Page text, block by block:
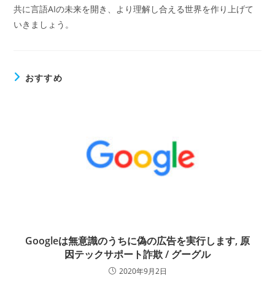
共に言語AIの未来を開き、より理解し合える世界を作り上げて
いきましょう。
おすすめ
Googleは無意識のうちに偽の広告を実行します, 原
因テックサポート詐欺 / グーグル
2020年9月2日